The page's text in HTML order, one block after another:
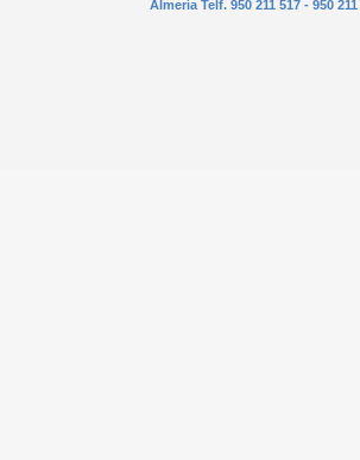
Almería Telf. 950 211 517 - 950 211